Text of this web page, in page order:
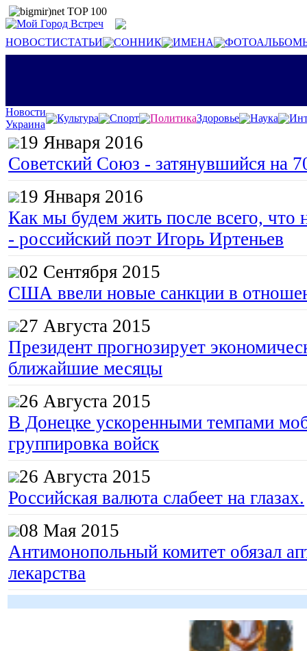
НОВОСТИСТАТЬИ СОННИК ИМЕНА
Новости
Украина
Культура Спорт ПолитикаЗдоровье Наука
19 Января 2016
Советский Союз - затянувшийся на
19 Января 2016
Как мы будем жить после всего, что
- российский поэт Игорь Иртеньев
02 Сентября 2015
США ввели новые санкции в
27 Августа 2015
Президент прогнозирует
ближайшие месяцы
26 Августа 2015
В Донецке ускоренными темпами
группировка войск
26 Августа 2015
Российская валюта слабеет на глазах.
08 Мая 2015
Антимонопольный комитет обязал
лекарства